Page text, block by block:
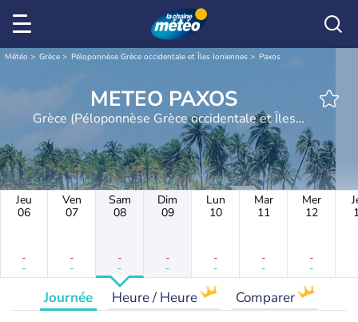
Météo Grèce Péloponnèse Grèce occidentale et Îles Ioniennes Paxos
METEO PAXOS
Grèce (Péloponnèse Grèce occidentale et Îles
Ioniennes)
Jeu
06
-
-
Ven
07
-
-
Sam
08
-
-
Dim
09
-
-
Lun
10
-
-
Mar
11
-
-
Mer
12
-
-
Journée Heure / Heure Comparer